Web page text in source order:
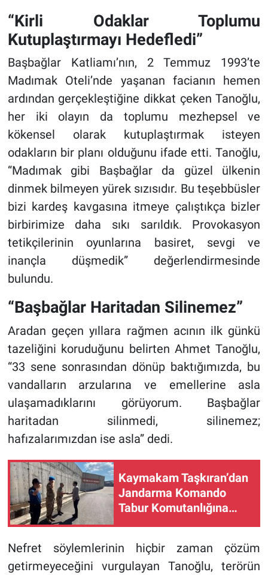
“Kirli Odaklar Toplumu
Kutuplaştırmayı Hedefledi”
Başbağlar Katliamı’nın, 2 Temmuz 1993’te
Madımak Oteli’nde yaşanan facianın hemen
ardından gerçekleştiğine dikkat çeken Tanoğlu,
her iki olayın da toplumu mezhepsel ve
kökensel olarak kutuplaştırmak isteyen
odakların bir planı olduğunu ifade etti. Tanoğlu,
“Madımak gibi Başbağlar da güzel ülkenin
dinmek bilmeyen yürek sızısıdır. Bu teşebbüsler
bizi kardeş kavgasına itmeye çalıştıkça bizler
birbirimize daha sıkı sarıldık. Provokasyon
tetikçilerinin oyunlarına basiret, sevgi ve
inançla düşmedik” değerlendirmesinde
bulundu.
“Başbağlar Haritadan Silinemez”
Aradan geçen yıllara rağmen acının ilk günkü
tazeliğini koruduğunu belirten Ahmet Tanoğlu,
“33 sene sonrasından dönüp baktığımızda, bu
vandalların arzularına ve emellerine asla
ulaşamadıklarını görüyorum. Başbağlar
haritadan silinmedi, silinemez;
hafızalarımızdan ise asla” dedi.
Kaymakam Taşkıran’dan
Jandarma Komando
Tabur Komutanlığına
Nefret söylemlerinin hiçbir zaman çözüm
getirmeyeceğini vurgulayan Tanoğlu, terörün